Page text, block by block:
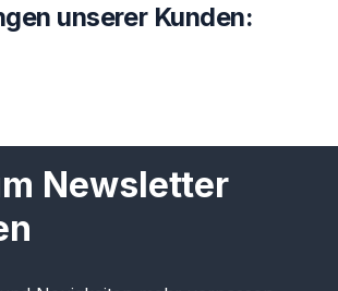
unserer Kunden:
Newsletter